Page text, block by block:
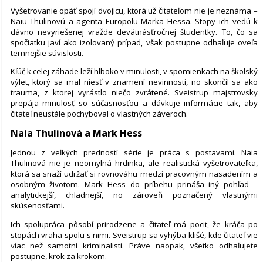
Vyšetrovanie opäť spojí dvojicu, ktorá už čitateľom nie je neznáma –
Naiu Thulinovú a agenta Europolu Marka Hessa. Stopy ich vedú k
dávno nevyriešenej vražde devätnásťročnej študentky. To, čo sa
spočiatku javí ako izolovaný prípad, však postupne odhaľuje oveľa
temnejšie súvislosti.
Kľúč k celej záhade leží hlboko v minulosti, v spomienkach na školský
výlet, ktorý sa mal niesť v znamení nevinnosti, no skončil sa ako
trauma, z ktorej vyrástlo niečo zvrátené. Sveistrup majstrovsky
prepája minulosť so súčasnosťou a dávkuje informácie tak, aby
čitateľ neustále pochyboval o vlastných záveroch.
Naia Thulinová a Mark Hess
Jednou z veľkých predností série je práca s postavami. Naia
Thulinová nie je neomylná hrdinka, ale realistická vyšetrovateľka,
ktorá sa snaží udržať si rovnováhu medzi pracovným nasadením a
osobným životom. Mark Hess do príbehu prináša iný pohľad –
analytickejší, chladnejší, no zároveň poznačený vlastnými
skúsenosťami.
Ich spolupráca pôsobí prirodzene a čitateľ má pocit, že kráča po
stopách vraha spolu s nimi. Sveistrup sa vyhýba klišé, kde čitateľ vie
viac než samotní kriminalisti. Práve naopak, všetko odhaľujete
postupne, krok za krokom.